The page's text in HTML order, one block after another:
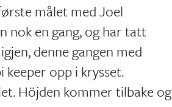
målet med Joel
nok en gang, og har tatt
denne gangen med
opp i krysset.
Höjden kommer tilbake og